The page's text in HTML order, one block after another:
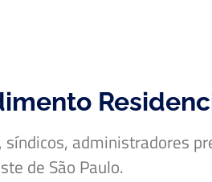
administradores
de São Paulo.